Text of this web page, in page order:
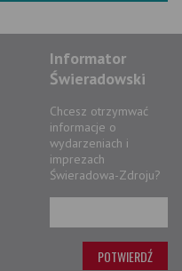
Informator
Świeradowski
Chcesz otrzymwać
informacje o
wydarzeniach i
imprezach
Świeradowa-Zdroju?